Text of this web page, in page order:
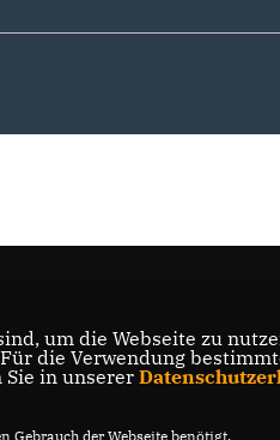
um die Webseite zu
die Verwendung
in unserer
Gebrauch der Webseite benötigt.